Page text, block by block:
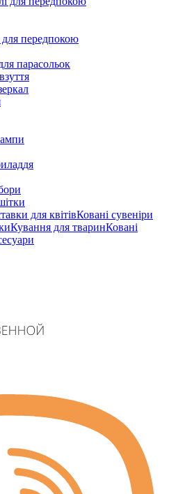
передпокою
парасольок
для квітівКовані сувеніри
Кування для тваринКовані